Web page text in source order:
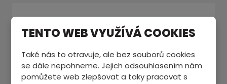
Text zprávy *
TENTO WEB VYUŽÍVÁ COOKIES
Také nás to otravuje, ale bez souborů cookies
se dále nepohneme. Jejich odsouhlasením nám
pomůžete web zlepšovat a taky pracovat s